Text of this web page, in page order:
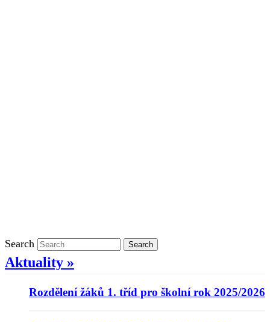
Search Search
Aktuality »
Rozdělení žáků 1. tříd pro školní rok 2025/2026